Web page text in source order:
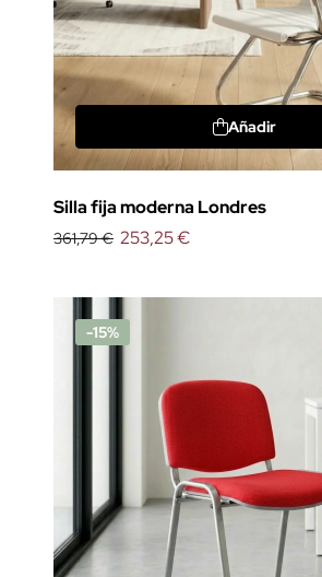
Añadir
Silla fija moderna Londres
361,79 € 253,25 €
-15%